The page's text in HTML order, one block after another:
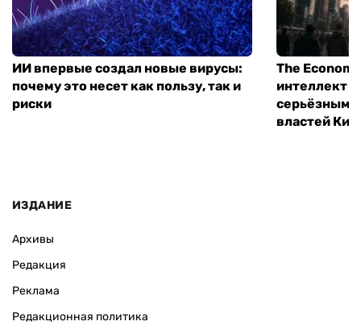
ИИ впервые создал новые вирусы:
почему это несет как пользу, так и
риски
The
интеллект
серьёзным
властей
ИЗДАНИЕ
Архивы
Редакция
Реклама
Редакционная политика